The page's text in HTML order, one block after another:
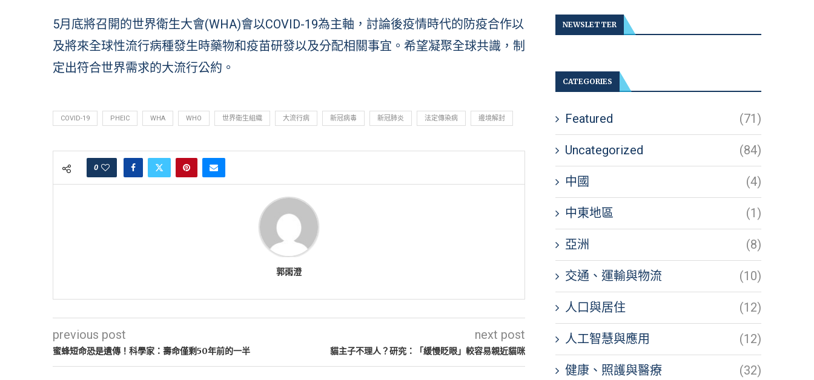
5月底將召開的世界衛生大會(WHA)會以COVID-19為主軸，討論後疫情時代的防疫合作以
及將來全球性流行病種發生時藥物和疫苗研發以及分配相關事宜。希望凝聚全球共識，制
定出符合世界需求的大流行公約。
COVID-19 PHEIC WHA WHO 世界衛生組織 大流行病 新冠病毒 新冠肺炎 法定傳染病 邊境解封
0
郭雨澄
previous post
蜜蜂短命恐是遺傳！科學家：壽命僅剩50年前的一半
next post
貓主子不理人？研究：「緩慢眨眼」較容易親近貓咪
NEWSLETTER
CATEGORIES
Featured (71)
Uncategorized (84)
中國 (4)
中東地區 (1)
亞洲 (8)
交通、運輸與物流 (10)
人口與居住 (12)
人工智慧與應用 (12)
健康、照護與醫療 (32)